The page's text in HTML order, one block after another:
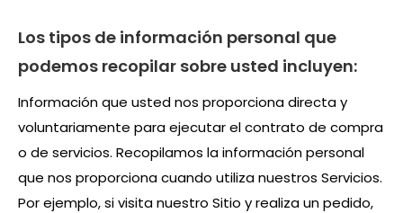
Los tipos de información personal que
podemos recopilar sobre usted incluyen:
Información que usted nos proporciona directa y
voluntariamente para ejecutar el contrato de compra
o de servicios. Recopilamos la información personal
que nos proporciona cuando utiliza nuestros Servicios.
Por ejemplo, si visita nuestro Sitio y realiza un pedido,